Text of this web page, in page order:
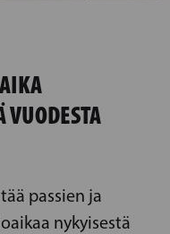
passien ja
nykyisestä